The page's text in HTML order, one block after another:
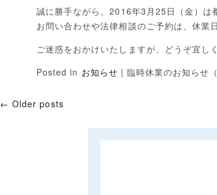
誠に勝手ながら、2016年3月25日（金）は
お問い合わせや法律相談のご予約は、休業
ご迷惑をおかけいたしますが、どうぞ宜し
Posted in お知らせ | 臨時休業のお知らせ
← Older posts